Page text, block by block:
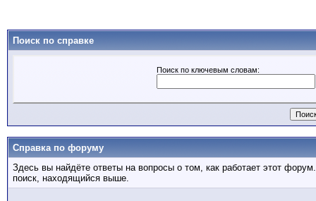
Поиск по справке
Поиск по ключевым словам:
Справка по форуму
Здесь вы найдёте ответы на вопросы о том, как работает этот
поиск, находящийся выше.